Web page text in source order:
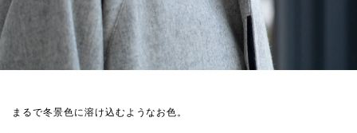
まるで冬景色に溶け込むようなお色。